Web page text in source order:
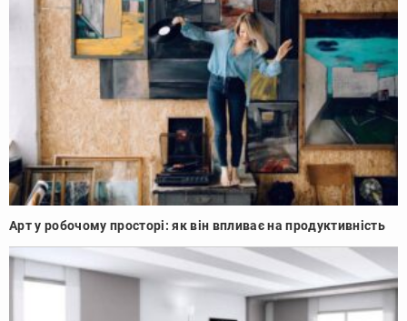
Арт у робочому просторі: як він впливає на продуктивність